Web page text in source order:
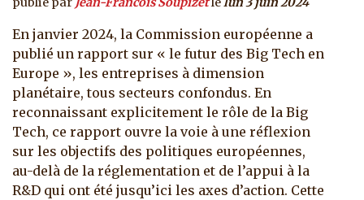
En janvier 2024, la Commission européenne a
publié un rapport sur « le futur des Big Tech en
Europe », les entreprises à dimension
planétaire, tous secteurs confondus. En
reconnaissant explicitement le rôle de la Big
Tech, ce rapport ouvre la voie à une réflexion
sur les objectifs des politiques européennes,
au-delà de la réglementation et de l’appui à la
R&D qui ont été jusqu’ici les axes d’action. Cette